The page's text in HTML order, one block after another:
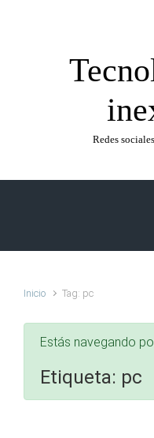
Redes
Inicio Tag: pc
Estás navegando
Etiqueta: pc